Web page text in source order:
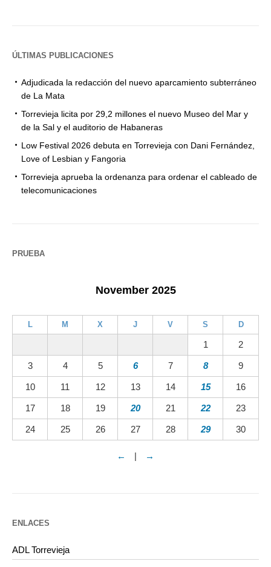
ÚLTIMAS PUBLICACIONES
Adjudicada la redacción del nuevo aparcamiento subterráneo
de La Mata
Torrevieja licita por 29,2 millones el nuevo Museo del Mar y
de la Sal y el auditorio de Habaneras
Low Festival 2026 debuta en Torrevieja con Dani Fernández,
Love of Lesbian y Fangoria
Torrevieja aprueba la ordenanza para ordenar el cableado de
telecomunicaciones
PRUEBA
November 2025
L M X J V S D
1 2
3 4 5 6 7 8 9
10 11 12 13 14 15 16
17 18 19 20 21 22 23
24 25 26 27 28 29 30
← | →
ENLACES
ADL Torrevieja